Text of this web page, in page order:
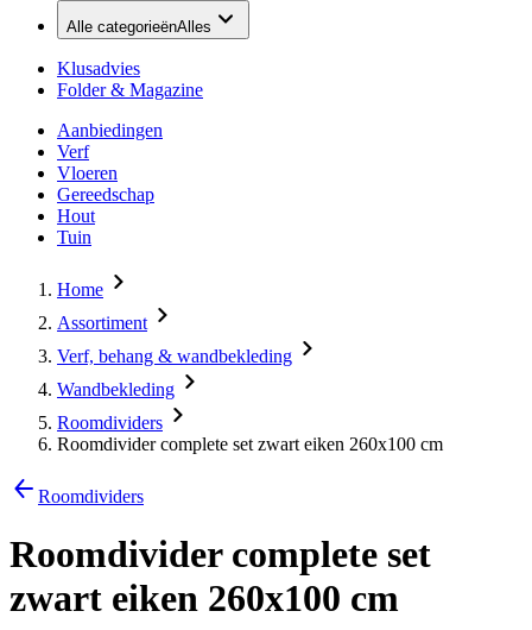
Alle categorieënAlles
Klusadvies
Folder & Magazine
Aanbiedingen
Verf
Vloeren
Gereedschap
Hout
Tuin
Home
Assortiment
Verf, behang & wandbekleding
Wandbekleding
Roomdividers
Roomdivider complete set zwart eiken 260x100 cm
Roomdividers
Roomdivider complete set
zwart eiken 260x100 cm